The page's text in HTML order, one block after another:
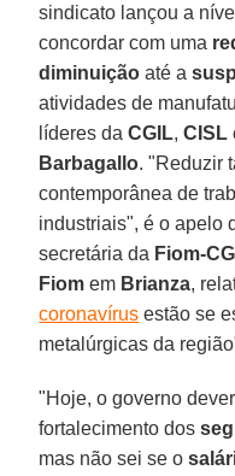
sindicato lançou a
concordar com uma
diminuição até a
atividades de
líderes daCGIL,CISL
Barbagallo. "Reduzir
contemporânea de
industriais", é o apelo
secretária da Fiom-
Fiom em Brianza,
coronavírus estão se
metalúrgicas da
"Hoje, o governo
fortalecimento dos
mas não sei se o